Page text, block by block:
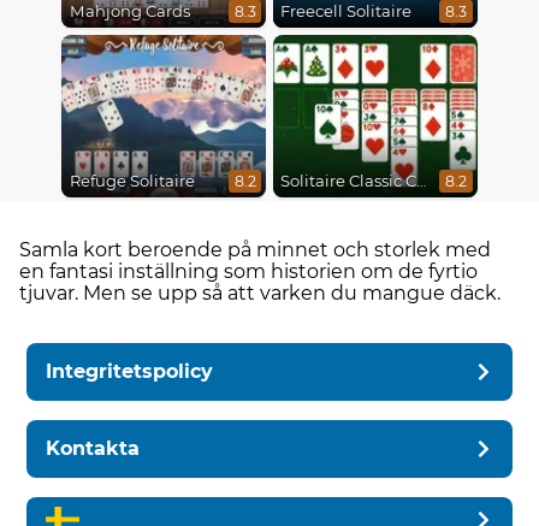
Mahjong Cards 8.3 Freecell Solitaire 8.3
Refuge Solitaire 8.2 Solitaire Classic Christmas 8.2
Samla kort beroende på minnet och storlek med
en fantasi inställning som historien om de fyrtio
tjuvar. Men se upp så att varken du mangue däck.
Integritetspolicy
Kontakta